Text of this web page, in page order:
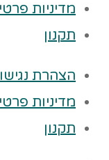
מדיניות
תקנון
הצהרת
מדיניות
תקנון